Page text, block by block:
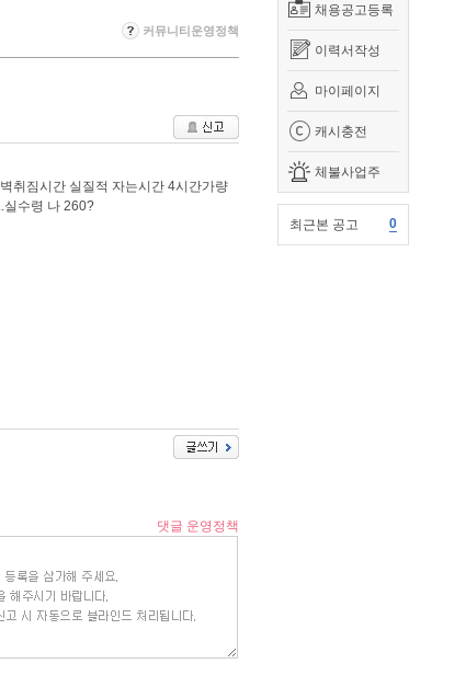
채용공고등록
이력서작성
마이페이지
캐시충전
체불사업주
최근본 공고 0
커뮤니티운영정책
취짐시간 실질적 자는시간 4시간가량
실수령 나 260?